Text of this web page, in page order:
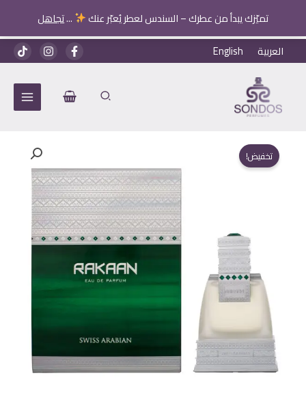
تميّزك يبدأ من عطرك – السندس لعطر يُعبّر عنك ...تجاهل
تخطي
إلى
العربية English
تخفيض!